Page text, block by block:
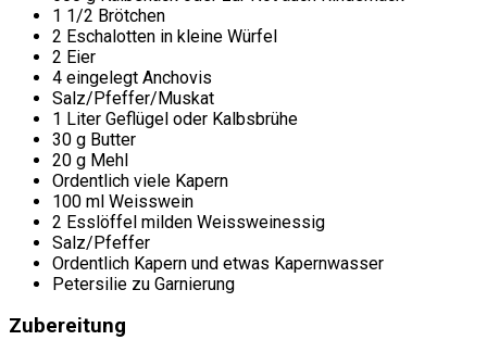
1 1/2 Brötchen
2 Eschalotten in kleine Würfel
2 Eier
4 eingelegt Anchovis
Salz/Pfeffer/Muskat
1 Liter Geflügel oder Kalbsbrühe
30 g Butter
20 g Mehl
Ordentlich viele Kapern
100 ml Weisswein
2 Esslöffel milden Weissweinessig
Salz/Pfeffer
Ordentlich Kapern und etwas Kapernwasser
Petersilie zu Garnierung
Zubereitung